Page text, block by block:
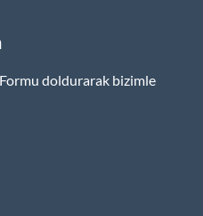
Formu doldurarak bizimle